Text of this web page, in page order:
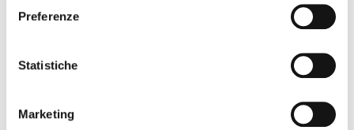
Preferenze
Statistiche
Marketing
BRAND
BEST PRICE GUARANTEED